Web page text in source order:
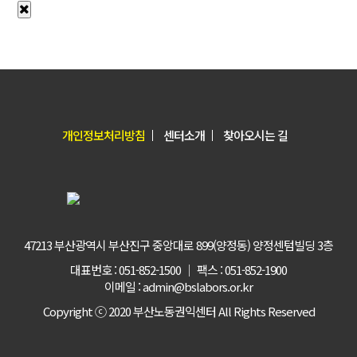
개인정보처리방침 센터소개 찾아오시는 길
47213 부산광역시 부산진구 중앙대로 899(양정동) 양정센텀빌딩 3층
대표번호 : 051-852-1500 │ 팩스 : 051-852-1900
이메일 : admin@bslabors.or.kr
Copyright ⓒ 2020 부산노동권익센터 All Rights Reserved